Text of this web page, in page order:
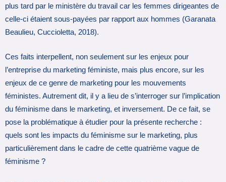
plus tard par le ministère du travail car les femmes dirigeantes de
celle-ci étaient sous-payées par rapport aux hommes (Garanata
Beaulieu, Cuccioletta, 2018).
Ces faits interpellent, non seulement sur les enjeux pour
l’entreprise du marketing féministe, mais plus encore, sur les
enjeux de ce genre de marketing pour les mouvements
féministes. Autrement dit, il y a lieu de s’interroger sur l’implication
du féminisme dans le marketing, et inversement. De ce fait, se
pose la problématique à étudier pour la présente recherche :
quels sont les impacts du féminisme sur le marketing, plus
particulièrement dans le cadre de cette quatrième vague de
féminisme ?